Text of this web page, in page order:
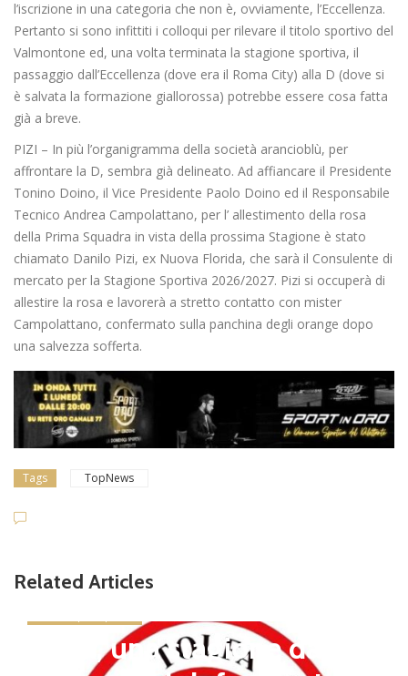
l’iscrizione in una categoria che non è, ovviamente, l’Eccellenza.
Pertanto si sono infittiti i colloqui per rilevare il titolo sportivo del
Valmontone ed, una volta terminata la stagione sportiva, il
passaggio dall’Eccellenza (dove era il Roma City) alla D (dove si
è salvata la formazione giallorossa) potrebbe essere cosa fatta
già a breve.
PIZI – In più l’organigramma della società arancioblù, per
affrontare la D, sembra già delineato. Ad affiancare il Presidente
Tonino Doino, il Vice Presidente Paolo Doino ed il Responsabile
Tecnico Andrea Campolattano, per l’ allestimento della rosa
della Prima Squadra in vista della prossima Stagione è stato
chiamato Danilo Pizi, ex Nuova Florida, che sarà il Consulente di
mercato per la Stagione Sportiva 2026/2027. Pizi si occuperà di
allestire la rosa e lavorerà a stretto contatto con mister
Campolattano, confermato sulla panchina degli orange dopo
una salvezza sofferta.
Tags TopNews
Related Articles
Tolfa, una stagione da cel